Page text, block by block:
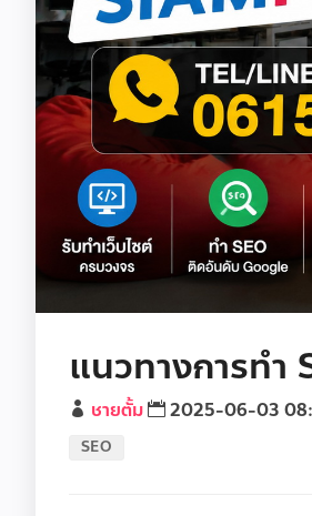
แนวทางการทำ
ชายตั้ม 2025-06-03
SEO